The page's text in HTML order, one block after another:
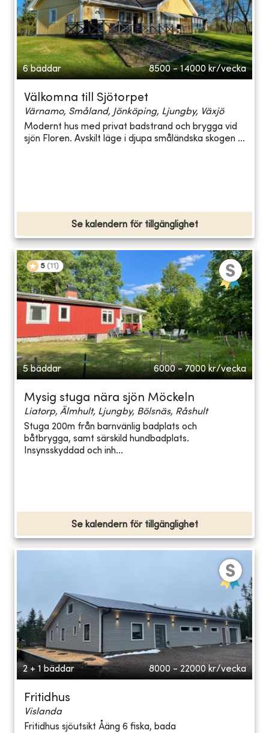
6 bäddar 8500 - 14000 kr/vecka
Välkomna till Sjötorpet
Värnamo, Småland, Jönköping, Ljungby, Växjö
Modernt hus med privat badstrand och brygga vid
sjön Floren. Avskilt läge i djupa småländska skogen ...
Se kalendern för tillgänglighet
5 (11 )
5 bäddar 6000 - 7000 kr/vecka
Mysig stuga nära sjön Möckeln
Liatorp, Älmhult, Ljungby, Bölsnäs, Råshult
Stuga 200m från barnvänlig badplats och
båtbrygga, samt särskild hundbadplats.
Insynsskyddad och inh...
Se kalendern för tillgänglighet
2 + 1 bäddar 8000 - 22000 kr/vecka
Fritidhus
Vislanda
Fritidhus sjöutsikt Åäng 6 fiska, bada